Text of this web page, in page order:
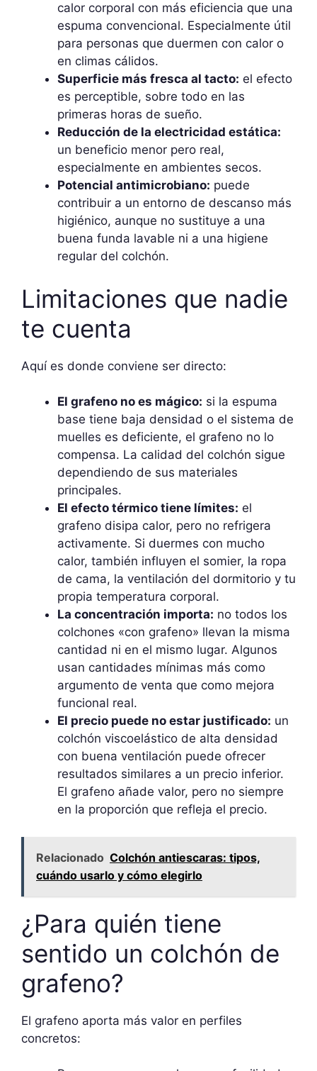
calor corporal con más eficiencia que una
espuma convencional. Especialmente útil
para personas que duermen con calor o
en climas cálidos.
Superficie más fresca al tacto: el efecto
es perceptible, sobre todo en las
primeras horas de sueño.
Reducción de la electricidad estática:
un beneficio menor pero real,
especialmente en ambientes secos.
Potencial antimicrobiano: puede
contribuir a un entorno de descanso más
higiénico, aunque no sustituye a una
buena funda lavable ni a una higiene
regular del colchón.
Limitaciones que nadie
te cuenta
Aquí es donde conviene ser directo:
El grafeno no es mágico: si la espuma
base tiene baja densidad o el sistema de
muelles es deficiente, el grafeno no lo
compensa. La calidad del colchón sigue
dependiendo de sus materiales
principales.
El efecto térmico tiene límites: el
grafeno disipa calor, pero no refrigera
activamente. Si duermes con mucho
calor, también influyen el somier, la ropa
de cama, la ventilación del dormitorio y tu
propia temperatura corporal.
La concentración importa: no todos los
colchones «con grafeno» llevan la misma
cantidad ni en el mismo lugar. Algunos
usan cantidades mínimas más como
argumento de venta que como mejora
funcional real.
El precio puede no estar justificado: un
colchón viscoelástico de alta densidad
con buena ventilación puede ofrecer
resultados similares a un precio inferior.
El grafeno añade valor, pero no siempre
en la proporción que refleja el precio.
Relacionado Colchón antiescaras: tipos,
cuándo usarlo y cómo elegirlo
¿Para quién tiene
sentido un colchón de
grafeno?
El grafeno aporta más valor en perfiles
concretos: